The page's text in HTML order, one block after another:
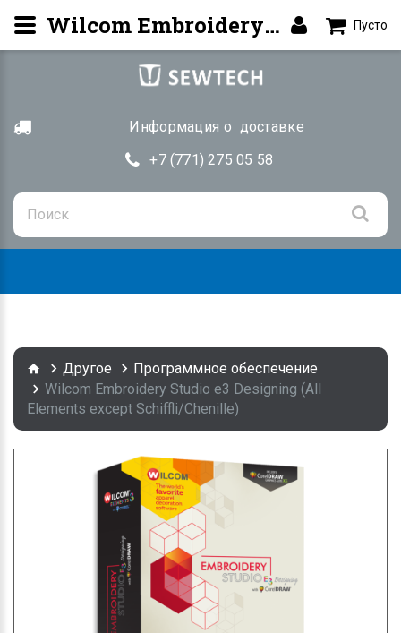
Информация о доставке
+7 (771) 275 05 58
Пусто
Другое
Программное обеспечение
Wilcom Embroidery Studio е3 Designing (All
Elements except Schiffli/Chenille)
Wilcom Embroidery Studio е3 Designing (All Elements) Купить в Казахстане